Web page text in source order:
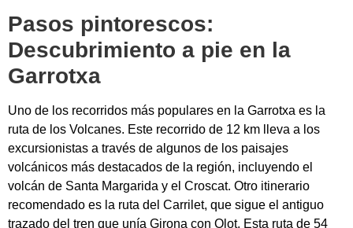
Pasos pintorescos:
Descubrimiento a pie en la
Garrotxa
Uno de los recorridos más populares en la Garrotxa es la
ruta de los Volcanes. Este recorrido de 12 km lleva a los
excursionistas a través de algunos de los paisajes
volcánicos más destacados de la región, incluyendo el
volcán de Santa Margarida y el Croscat. Otro itinerario
recomendado es la ruta del Carrilet, que sigue el antiguo
trazado del tren que unía Girona con Olot. Esta ruta de 54